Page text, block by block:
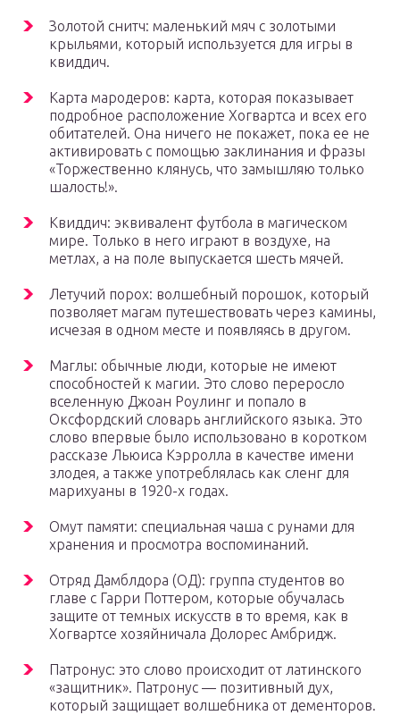
Золотой снитч: маленький мяч с золотыми
крыльями, который используется для игры в
квиддич.
Карта мародеров: карта, которая показывает
подробное расположение Хогвартса и всех его
обитателей. Она ничего не покажет, пока ее не
активировать с помощью заклинания и фразы
«Торжественно клянусь, что замышляю только
шалость!».
Квиддич: эквивалент футбола в магическом
мире. Только в него играют в воздухе, на
метлах, а на поле выпускается шесть мячей.
Летучий порох: волшебный порошок, который
позволяет магам путешествовать через камины,
исчезая в одном месте и появляясь в другом.
Маглы: обычные люди, которые не имеют
способностей к магии. Это слово переросло
вселенную Джоан Роулинг и попало в
Оксфордский словарь английского языка. Это
слово впервые было использовано в коротком
рассказе Льюиса Кэрролла в качестве имени
злодея, а также употреблялась как сленг для
марихуаны в 1920-х годах.
Омут памяти: специальная чаша с рунами для
хранения и просмотра воспоминаний.
Отряд Дамблдора (ОД): группа студентов во
главе с Гарри Поттером, которые обучалась
защите от темных искусств в то время, как в
Хогвартсе хозяйничала Долорес Амбридж.
Патронус: это слово происходит от латинского
«защитник». Патронус — позитивный дух,
который защищает волшебника от дементоров.